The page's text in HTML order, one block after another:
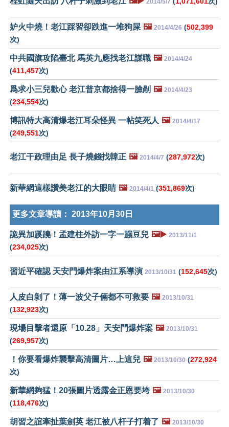
妒火中燒！老江踩習卻跌進一堆狗屎 🖼️ 2014/4/26 (502,399
次)
中共國旗攻陷臺北 馬英九應找老江謀職 🖼️ 2014/4/24
(411,457次)
爲求小三兒歡心 老江普京都捨得一臉剮 🖼️ 2014/4/23
(234,554次)
博訊特大高清爆老江耳朵怪異 一帖笑死人 🖼️ 2014/4/17
(249,551次)
老江干政理由足 長子燒錢找韓正 🖼️ 2014/4/7 (287,972次)
新華網這樣讚美老江的大眼睛 🖼️ 2014/4/1 (351,869次)
更多文章導讀： 2013年10月30日
詭異加蹊蹺！孟建柱外訪一字一蹦豆兒 🖼️▶️ 2013/11/1
(234,025次)
習近平確認 天安門爆炸案由江系導演 2013/10/31 (152,645次)
人皮白剝了！薄一波父子倆都不可救要 🖼️ 2013/10/31
(132,923次)
現場目擊者還原「10.28」天安門爆炸案 🖼️ 2013/10/31
(269,957次)
！你要看爆炸襲擊高清圖片…上這兒 🖼️ 2013/10/30 (272,924
次)
新華網夠猛！20張圖片透露金正恩要垮 🖼️ 2013/10/30
(118,476次)
胡習之誼牽扯葉劍英 老江被八杆子打着了 🖼️ 2013/10/30